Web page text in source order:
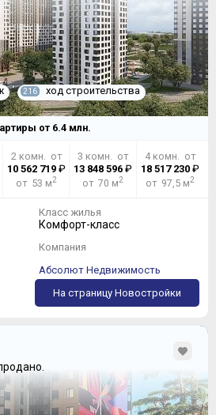
216 ход строительства
от 6.4 млн.
2 комн. от
10 562 719₽
от 53 м2
3 комн. от
13 848 596 ₽
от 70 м2
4 комн. от
18 517 230₽
от 97,5 м2
Класс жилья
Комфорт-класс
Компания
Абсолют Недвижимость
На страницу Новостройки